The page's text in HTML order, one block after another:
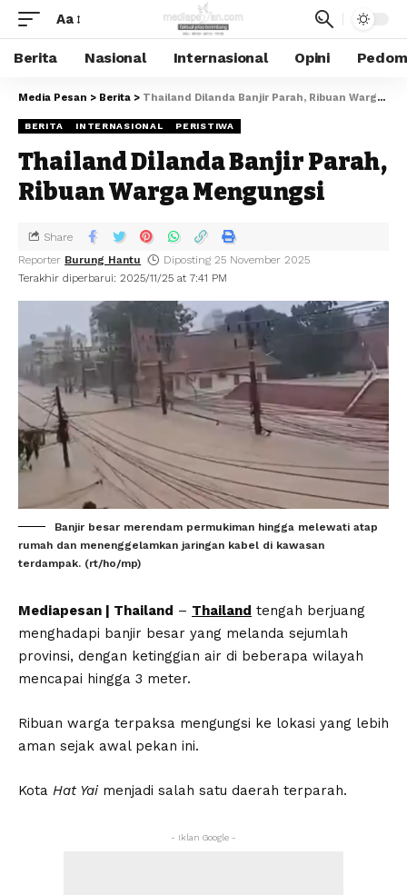
Aa
Berita Nasional Internasional Opini
Media Pesan > Berita > Thailand Dilanda Banjir Parah, Ribuan Warga Mengungsi
BERITA INTERNASIONAL PERISTIWA
Thailand Dilanda Banjir Parah,
Ribuan Warga Mengungsi
Terakhir diperbarui: 2025/11/25 at 7:41 PM
Reporter Burung Hantu Diposting 25 November 2025
Share
Banjir besar merendam permukiman hingga melewati atap
rumah dan menenggelamkan jaringan kabel di kawasan
terdampak. (rt/ho/mp)
Mediapesan | Thailand – Thailand tengah berjuang
menghadapi banjir besar yang melanda sejumlah
provinsi, dengan ketinggian air di beberapa wilayah
mencapai hingga 3 meter.
Ribuan warga terpaksa mengungsi ke lokasi yang lebih
aman sejak awal pekan ini.
Kota Hat Yai menjadi salah satu daerah terparah.
- Iklan Google -